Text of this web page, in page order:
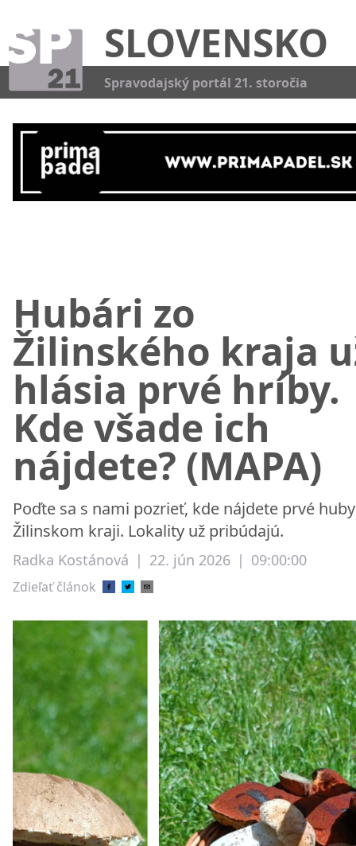
SLOVENSKO
Spravodajský portál 21. storočia
Hubári zo
Žilinského kraja
hlásia prvé hríby.
Kde všade ich
nájdete? (MAPA)
Poďte sa s nami pozrieť, kde nájdete prvé
Žilinskom kraji. Lokality už pribúdajú.
Radka Kostánová | 22. jún 2026 | 09:00:00
Zdieľať článok